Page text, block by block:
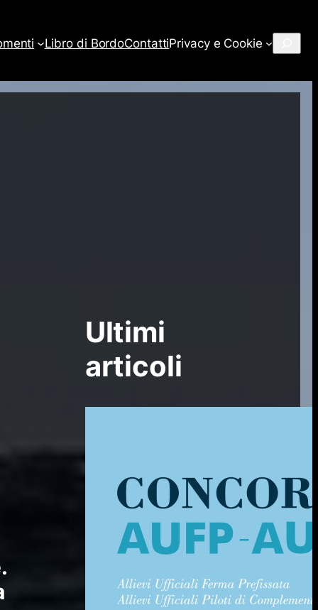
Libro di BordoContattiPrivacy e Cookie
Ultimi
articoli